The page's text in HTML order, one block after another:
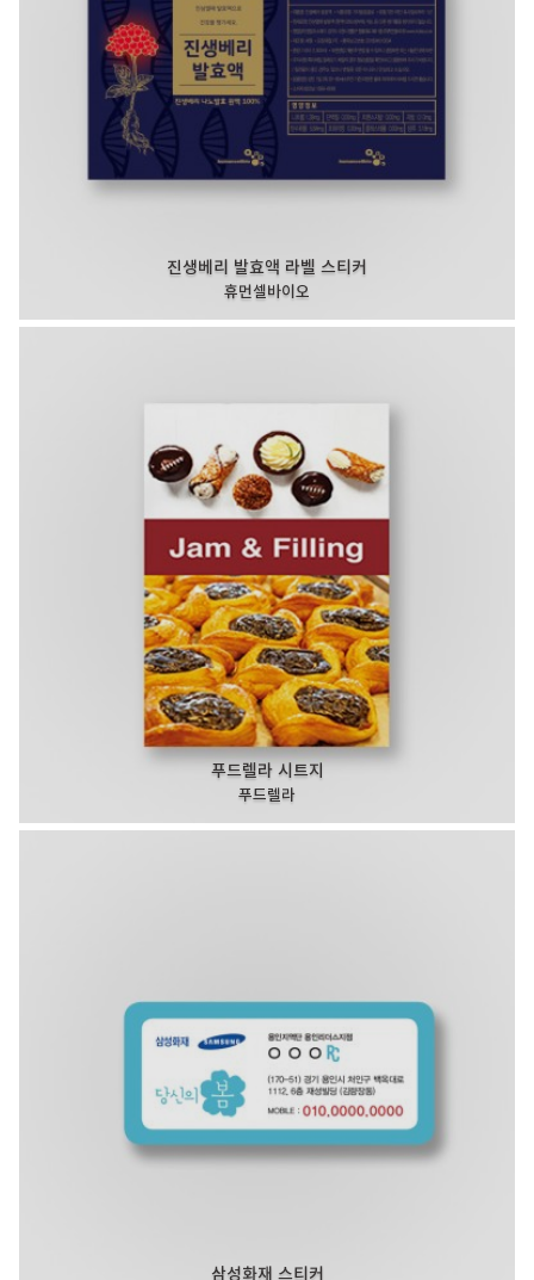
진생베리 발효액 라벨 스티커
휴먼셀바이오
푸드렐라 시트지
푸드렐라
삼성화재 스티커